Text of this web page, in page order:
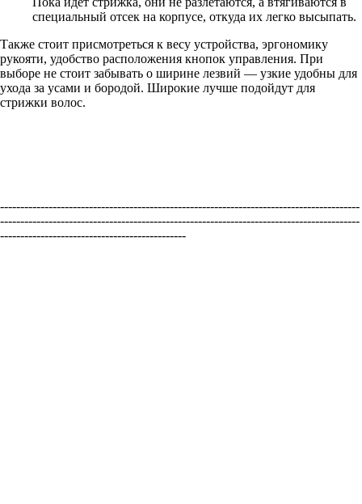
специальный отсек на корпусе, откуда их легко высыпать.
Также стоит присмотреться к весу устройства, эргономику
рукояти, удобство расположения кнопок управления. При
выборе не стоит забывать о ширине лезвий — узкие удобны для
ухода за усами и бородой. Широкие лучше подойдут для
стрижки волос.
-----------------------------------------------------------------------------------------
-----------------------------------------------------------------------------------------
----------------------------------------------